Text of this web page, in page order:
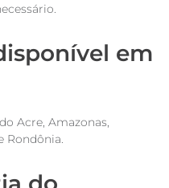
em
Acre, Amazonas,
Rondônia.